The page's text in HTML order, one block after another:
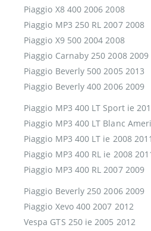
Piaggio X8 400 2006 2008
Piaggio MP3 250 RL 2007 2008
Piaggio X9 500 2004 2008
Piaggio Carnaby 250 2008 2009
Piaggio Beverly 500 2005 2013
Piaggio Beverly 400 2006 2009
Piaggio MP3 400 LT Sport ie
Piaggio MP3 400 LT Blanc
Piaggio MP3 400 LT ie 2008 2011
Piaggio MP3 400 RL ie 2008
Piaggio MP3 400 RL 2007 2009
Piaggio Beverly 250 2006 2009
Piaggio Xevo 400 2007 2012
Vespa GTS 250 ie 2005 2012